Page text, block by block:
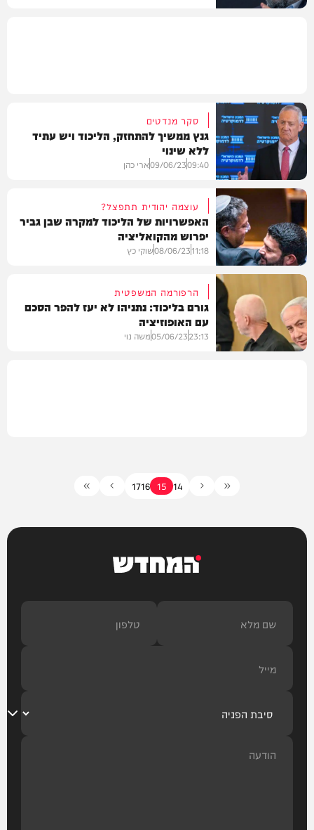
חדשות
סקר מנדטים
גנץ ממשיך להתחזק, הליכוד ויש עתיד
ללא שינוי
09:40
09/06/23ארי כהן
פוליטי
עוצמה יהודית תתפצל?
האפשרויות של הליכוד למקרה שבן גביר
יפרוש מהקואליציה
11:18
08/06/23שוקי כץ
הרפורמה המשפטית
גורם בליכוד: נתניהו לא יעז להפר הסכם
עם האופוזיציה
23:13
05/06/23משה נוי
14
15
16
17
המחדש